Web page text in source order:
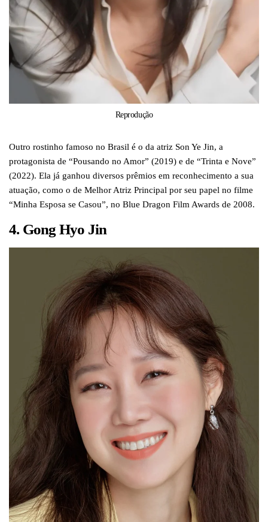
Reprodução
Outro rostinho famoso no Brasil é o da atriz Son Ye Jin, a
protagonista de “Pousando no Amor” (2019) e de “Trinta e Nove”
(2022). Ela já ganhou diversos prêmios em reconhecimento a sua
atuação, como o de Melhor Atriz Principal por seu papel no filme
“Minha Esposa se Casou”, no Blue Dragon Film Awards de 2008.
4. Gong Hyo Jin